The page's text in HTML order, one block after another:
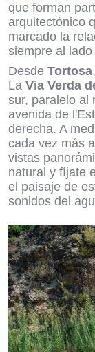
que forman
arquitectónico
marcado la
siempre al
Desde Tortosa
La Via Verda
sur, paralelo al
avenida de
derecha. A
cada vez más
vistas
natural y fíjate
el paisaje de
sonidos del